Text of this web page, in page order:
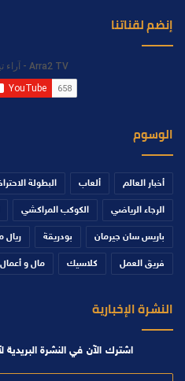
إنضم لقناتنا
الوسوم
أخبار العالم ألعاب البطولة
الرجاء الرياضي الكوكب المراكشي
باريس سان جيرمان بودريقة ريال
فريق العمل كلاسيك مال و أعمال
النشرة الإخبارية
اشترك الآن في النشرة البريدية